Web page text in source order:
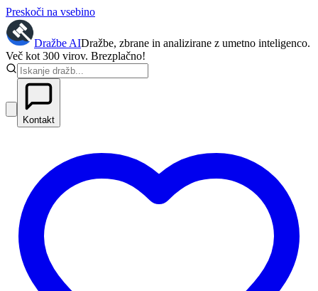
Preskoči na vsebino
Dražbe AIDražbe, zbrane in analizirane z umetno inteligenco.
Več kot 300 virov. Brezplačno!
Kontakt